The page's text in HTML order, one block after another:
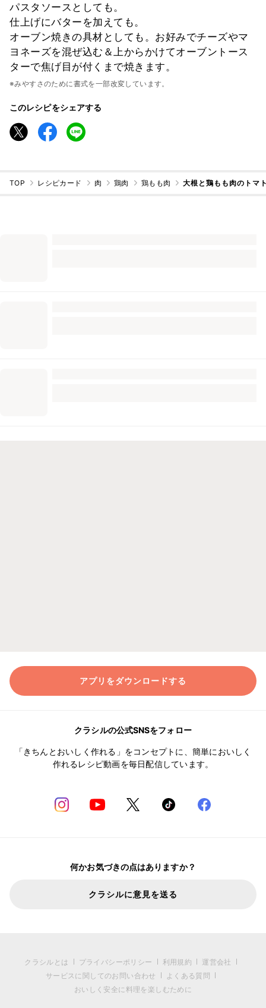
パスタソースとしても。
仕上げにバターを加えても。
オーブン焼きの具材としても。お好みでチーズやマ
ヨネーズを混ぜ込む＆上からかけてオーブントース
ターで焦げ目が付くまで焼きます。
※みやすさのために書式を一部改変しています。
このレシピをシェアする
TOP レシピカード 肉 鶏肉 鶏もも肉 大根と鶏もも肉のトマ
アプリをダウンロードする
クラシルの公式SNSをフォロー
「きちんとおいしく作れる」をコンセプトに、簡単においしく
作れるレシピ動画を毎日配信しています。
何かお気づきの点はありますか？
クラシルに意見を送る
クラシルとは プライバシーポリシー 利用規約
運営会社
サービスに関してのお問い合わせ
よくある質問
おいしく安全に料理を楽しむために